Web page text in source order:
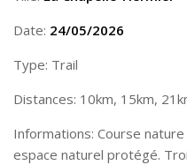
Date: 24/05/2026
Type: Trail
Distances: 10km, 15km,
Informations: Course nature
espace naturel protégé.